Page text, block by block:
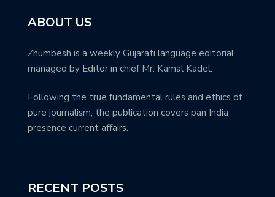
ABOUT US
Zhumbesh is a weekly Gujarati language editorial
managed by Editor in chief Mr. Kamal Kadel.
Following the true fundamental rules and ethics of
pure journalism, the publication covers pan India
presence current affairs.
RECENT POSTS